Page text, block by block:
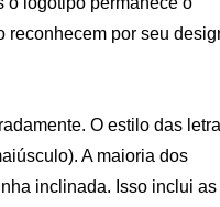
reconhecem por seu
O estilo das
A maioria dos
inclinada. Isso inclui as